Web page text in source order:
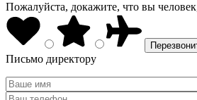
Пожалуйста, докажите, что вы
Письмо директору